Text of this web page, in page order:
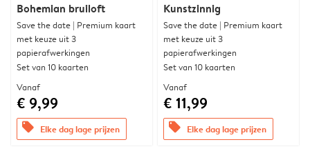
Bohemian bruiloft
Save the date | Premium kaart
met keuze uit 3
papierafwerkingen
Set van 10 kaarten
Vanaf
€ 9,99
offers Elke dag lage prijzen
Kunstzinnig
Save the date | Premium kaart
met keuze uit 3
papierafwerkingen
Set van 10 kaarten
Vanaf
€ 11,99
offers Elke dag lage prijzen